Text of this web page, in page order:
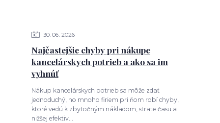
30 06 2026
Najčastejšie chyby pri nákupe
kancelárskych potrieb a ako sa im
vyhnúť
Nákup kancelárskych potrieb sa môže zdať
jednoduchý, no mnoho firiem pri ňom robí chyby,
ktoré vedú k zbytočným nákladom, strate času a
nižšej efektiv...